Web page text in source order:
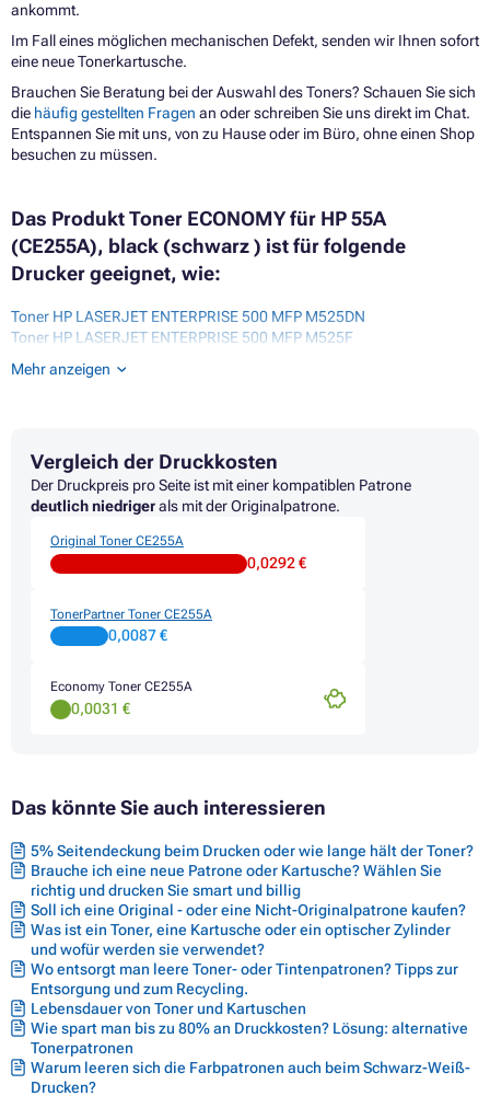
ankommt.
Im Fall eines möglichen mechanischen Defekt, senden wir Ihnen sofort
eine neue Tonerkartusche.
Brauchen Sie Beratung bei der Auswahl des Toners? Schauen Sie sich
die häufig gestellten Fragen an oder schreiben Sie uns direkt im Chat.
Entspannen Sie mit uns, von zu Hause oder im Büro, ohne einen Shop
besuchen zu müssen.
Das Produkt Toner ECONOMY für HP 55A
(CE255A), black (schwarz ) ist für folgende
Drucker geeignet, wie:
Toner HP LASERJET ENTERPRISE 500 MFP M525DN
Toner HP LASERJET ENTERPRISE 500 MFP M525F
Toner HP LASERJET ENTERPRISE FLOW MFP M525C
Toner HP LASERJET ENTERPRISE P3000 SERIES
Toner HP LASERJET ENTERPRISE P3015D
Toner HP LASERJET ENTERPRISE P3015DN
Toner HP LASERJET ENTERPRISE P3015N
Toner HP LASERJET ENTERPRISE P3015XW
Toner HP LASERJET MANAGED FLOW MFP M525CM
Toner HP LASERJET P3010 SERIES
Toner HP LASERJET P3011
Toner HP LASERJET P3015
Toner HP LASERJET P3015D
Toner HP LASERJET P3015DN
Toner HP LASERJET PRO MFP M520 SERIES
Toner HP LASERJET PRO MFP M521DN
Toner HP LASERJET PRO MFP M521DX
Toner HP LASERJET PRO MFP M521DZ
Mehr anzeigen
Vergleich der Druckkosten
Der Druckpreis pro Seite ist mit einer kompatiblen Patrone
deutlich niedrigerals mit der Originalpatrone.
Original Toner CE255A
0,0292 €
TonerPartner Toner CE255A
0,0087 €
Economy Toner CE255A
0,0031 €
Das könnte Sie auch interessieren
5% Seitendeckung beim Drucken oder wie lange hält der Toner?
Brauche ich eine neue Patrone oder Kartusche? Wählen Sie
richtig und drucken Sie smart und billig
Soll ich eine Original - oder eine Nicht-Originalpatrone kaufen?
Was ist ein Toner, eine Kartusche oder ein optischer Zylinder
und wofür werden sie verwendet?
Wo entsorgt man leere Toner- oder Tintenpatronen? Tipps zur
Entsorgung und zum Recycling.
Lebensdauer von Toner und Kartuschen
Wie spart man bis zu 80% an Druckkosten? Lösung: alternative
Tonerpatronen
Warum leeren sich die Farbpatronen auch beim Schwarz-Weiß-
Drucken?